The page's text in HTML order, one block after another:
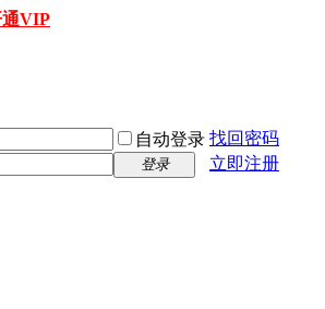
VIP
自动登录 找回密码
登录
立即注册